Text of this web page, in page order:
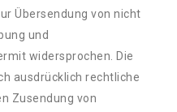
Übersendung von nicht
und
widersprochen. Die
ausdrücklich rechtliche
Zusendung von